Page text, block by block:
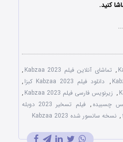
کنید.
, تماشای آنلاین فیلم Kabzaa 2023
,
, دانلود فیلم Kabzaa 2023 کبزا
,
, زیرنویس فارسی فیلم Kabzaa 2023
,
,
فیلم تسخیر 2023 دوبله
, نسخه سانسور شده Kabzaa 2023